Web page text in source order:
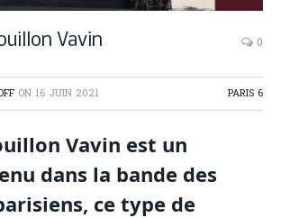
Vavin 0
ON 16 JUIN 2021 PARIS 6
Vavin est un
dans la bande des
ce type de